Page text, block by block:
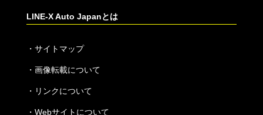
LINE-X Auto Japanとは
・ サイトマップ
・ 画像転載について
・ リンクについて
・ Webサイトについて